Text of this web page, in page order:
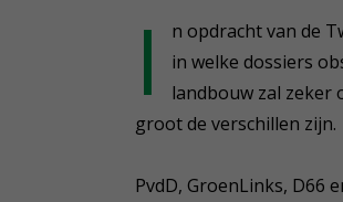
I
n opdracht van de
in welke dossiers
landbouw zal zeker
groot de verschillen zijn.
PvdD, GroenLinks, D66